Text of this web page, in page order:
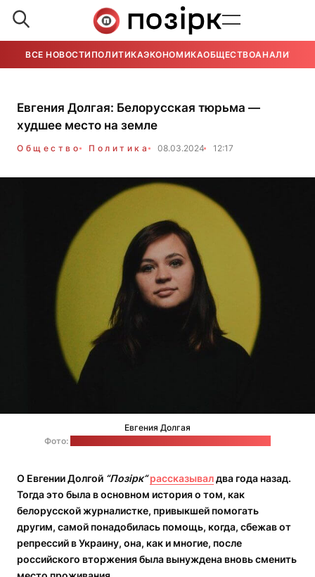
ВСЕ НОВОСТИ ПОЛИТИКАЭКОНОМИКАОБЩЕСТВОАНАЛИТИКА
Евгения Долгая: Белорусская тюрьма —
худшее место на земле
Общество Политика 08.03.2024 12:17
Евгения Долгая
Фото:
О Евгении Долгой “Позірк“ рассказывалдва года назад.
Тогда это была в основном история о том, как
белорусской журналистке, привыкшей помогать
другим, самой понадобилась помощь, когда, сбежав от
репрессий в Украину, она, как и многие, после
российского вторжения была вынуждена вновь сменить